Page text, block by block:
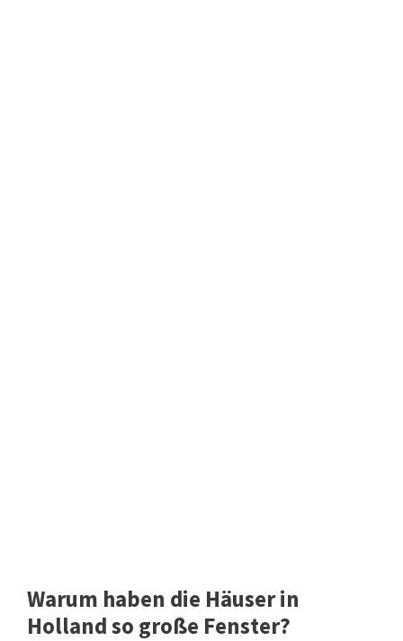
Warum haben die Häuser in
Holland so große Fenster?